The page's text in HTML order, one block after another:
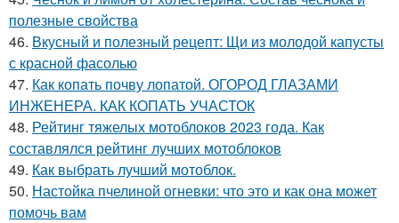
полезные свойства
46. Вкусный и полезный рецепт: Щи из молодой капусты
с красной фасолью
47. Как копать почву лопатой. ОГОРОД ГЛАЗАМИ
ИНЖЕНЕРА. КАК КОПАТЬ УЧАСТОК
48. Рейтинг тяжелых мотоблоков 2023 года. Как
составлялся рейтинг лучших мотоблоков
49. Как выбрать лучший мотоблок.
50. Настойка пчелиной огневки: что это и как она может
помочь вам